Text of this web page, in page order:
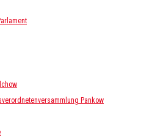
Pankow